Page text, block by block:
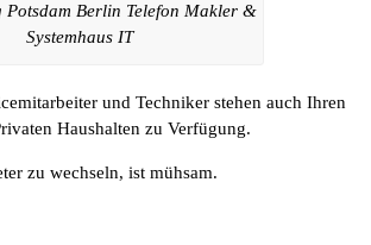
Potsdam Berlin Telefon Makler &
Systemhaus IT
und Techniker stehen auch Ihren
Haushalten zu Verfügung.
zu wechseln, ist mühsam.